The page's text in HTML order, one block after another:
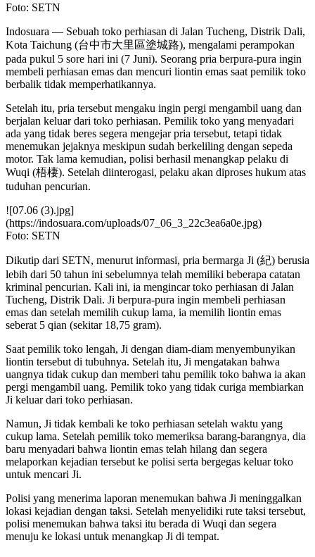
Foto: SETN
Indosuara — Sebuah toko perhiasan di Jalan Tucheng, Distrik Dali,
Kota Taichung (台中市大里區塗城路), mengalami perampokan
pada pukul 5 sore hari ini (7 Juni). Seorang pria berpura-pura ingin
membeli perhiasan emas dan mencuri liontin emas saat pemilik toko
berbalik tidak memperhatikannya.
Setelah itu, pria tersebut mengaku ingin pergi mengambil uang dan
berjalan keluar dari toko perhiasan. Pemilik toko yang menyadari
ada yang tidak beres segera mengejar pria tersebut, tetapi tidak
menemukan jejaknya meskipun sudah berkeliling dengan sepeda
motor. Tak lama kemudian, polisi berhasil menangkap pelaku di
Wuqi (梧棲). Setelah diinterogasi, pelaku akan diproses hukum atas
tuduhan pencurian.
![07.06 (3).jpg]
(https://indosuara.com/uploads/07_06_3_22c3ea6a0e.jpg)
Foto: SETN
Dikutip dari SETN, menurut informasi, pria bermarga Ji (紀) berusia
lebih dari 50 tahun ini sebelumnya telah memiliki beberapa catatan
kriminal pencurian. Kali ini, ia mengincar toko perhiasan di Jalan
Tucheng, Distrik Dali. Ji berpura-pura ingin membeli perhiasan
emas dan setelah memilih cukup lama, ia memilih liontin emas
seberat 5 qian (sekitar 18,75 gram).
Saat pemilik toko lengah, Ji dengan diam-diam menyembunyikan
liontin tersebut di tubuhnya. Setelah itu, Ji mengatakan bahwa
uangnya tidak cukup dan memberi tahu pemilik toko bahwa ia akan
pergi mengambil uang. Pemilik toko yang tidak curiga membiarkan
Ji keluar dari toko perhiasan.
Namun, Ji tidak kembali ke toko perhiasan setelah waktu yang
cukup lama. Setelah pemilik toko memeriksa barang-barangnya, dia
baru menyadari bahwa liontin emas telah hilang dan segera
melaporkan kejadian tersebut ke polisi serta bergegas keluar toko
untuk mencari Ji.
Polisi yang menerima laporan menemukan bahwa Ji meninggalkan
lokasi kejadian dengan taksi. Setelah menyelidiki rute taksi tersebut,
polisi menemukan bahwa taksi itu berada di Wuqi dan segera
menuju ke lokasi untuk menangkap Ji di tempat.